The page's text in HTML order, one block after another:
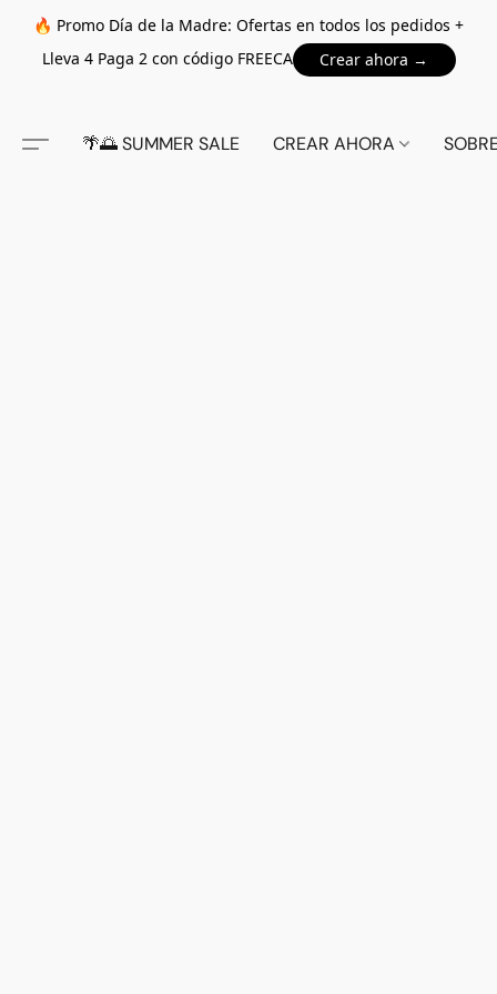
🔥 Promo Día de la Madre: Ofertas en todos los pedidos +
Lleva 4 Paga 2 con código FREECA
Crear ahora →
🌴🌅 SUMMER SALE CREAR AHORA